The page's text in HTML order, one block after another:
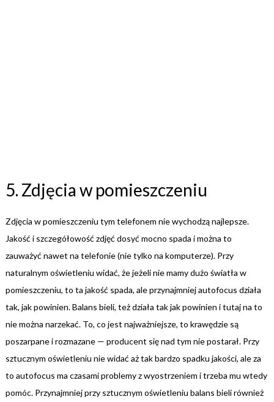
5. Zdjęcia w pomieszczeniu
Zdjęcia w pomieszczeniu tym telefonem nie wychodzą najlepsze.
Jakość i szczegółowość zdjęć dosyć mocno spada i można to
zauważyć nawet na telefonie (nie tylko na komputerze). Przy
naturalnym oświetleniu widać, że jeżeli nie mamy dużo światła w
pomieszczeniu, to ta jakość spada, ale przynajmniej autofocus działa
tak, jak powinien. Balans bieli, też działa tak jak powinien i tutaj na to
nie można narzekać. To, co jest najważniejsze, to krawędzie są
poszarpane i rozmazane — producent się nad tym nie postarał. Przy
sztucznym oświetleniu nie widać aż tak bardzo spadku jakości, ale za
to autofocus ma czasami problemy z wyostrzeniem i trzeba mu wtedy
pomóc. Przynajmniej przy sztucznym oświetleniu balans bieli również